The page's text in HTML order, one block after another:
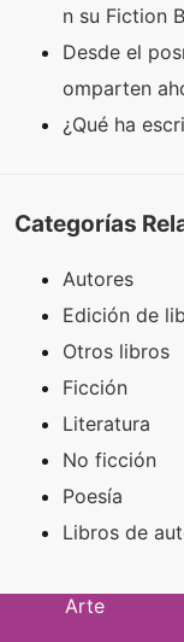
n su Fiction
Desde el
omparten
¿Qué ha
Categorías
Autores
Edición de
Otros libros
Ficción
Literatura
No ficción
Poesía
Libros de
Arte